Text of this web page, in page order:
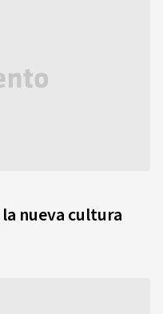
nueva cultura